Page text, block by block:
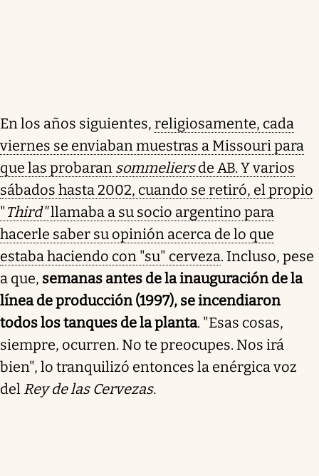
En los años siguientes, religiosamente, cada
viernes se enviaban muestras a Missouri para
que las probaran sommeliersde AB. Y varios
sábados hasta 2002, cuando se retiró, el propio
" Third"llamaba a su socio argentino para
hacerle saber su opinión acerca de lo que
estaba haciendo con "su" cerveza. Incluso, pese
a que, semanas antes de la inauguración de la
línea de producción (1997), se incendiaron
todos los tanques de la planta. "Esas cosas,
siempre, ocurren. No te preocupes. Nos irá
bien", lo tranquilizó entonces la enérgica voz
del Rey de las Cervezas.